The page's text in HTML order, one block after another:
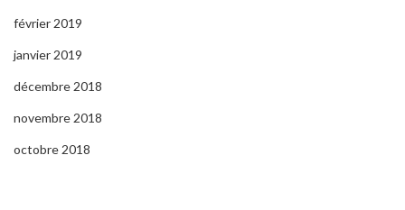
février 2019
janvier 2019
décembre 2018
novembre 2018
octobre 2018